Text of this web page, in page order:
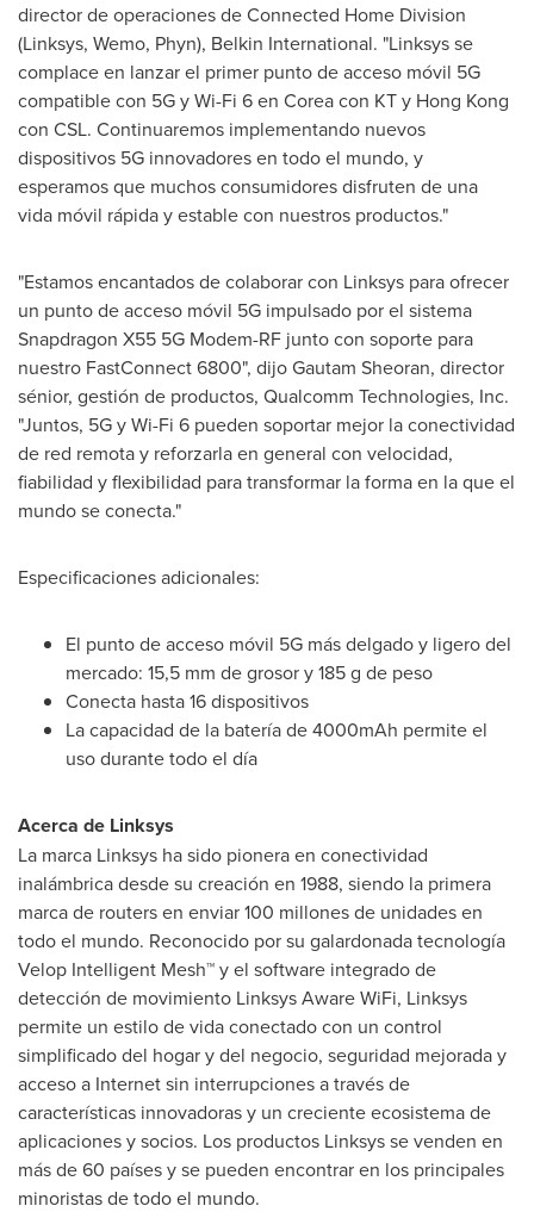
director de operaciones de Connected Home Division
(Linksys, Wemo, Phyn), Belkin International. "Linksys se
complace en lanzar el primer punto de acceso móvil 5G
compatible con 5G y Wi-Fi 6 en Corea con KT y Hong Kong
con CSL. Continuaremos implementando nuevos
dispositivos 5G innovadores en todo el mundo, y
esperamos que muchos consumidores disfruten de una
vida móvil rápida y estable con nuestros productos."
"Estamos encantados de colaborar con Linksys para ofrecer
un punto de acceso móvil 5G impulsado por el sistema
Snapdragon X55 5G Modem-RF junto con soporte para
nuestro FastConnect 6800", dijoGautam Sheoran, director
sénior, gestión de productos, Qualcomm Technologies, Inc.
"Juntos, 5G y Wi-Fi 6 pueden soportar mejor la conectividad
de red remota y reforzarla en general con velocidad,
fiabilidad y flexibilidad para transformar la forma en la que el
mundo se conecta."
Especificaciones adicionales:
El punto de acceso móvil 5G más delgado y ligero del
mercado: 15,5 mm de grosor y 185 g de peso
Conecta hasta 16 dispositivos
La capacidad de la batería de 4000mAh permite el
uso durante todo el día
Acerca de Linksys
La marca Linksys ha sido pionera en conectividad
inalámbrica desde su creación en 1988, siendo la primera
marca de routers en enviar 100 millones de unidades en
todo el mundo. Reconocido por su galardonada tecnología
Velop Intelligent Mesh™ y el software integrado de
detección de movimiento Linksys Aware WiFi, Linksys
permite un estilo de vida conectado con un control
simplificado del hogar y del negocio, seguridad mejorada y
acceso a Internet sin interrupciones a través de
características innovadoras y un creciente ecosistema de
aplicaciones y socios. Los productos Linksys se venden en
más de 60 países y se pueden encontrar en los principales
minoristas de todo el mundo.